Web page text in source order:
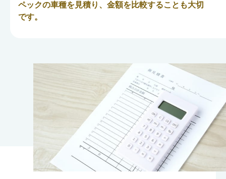
ペックの車種を見積り、金額を比較することも大切
です。